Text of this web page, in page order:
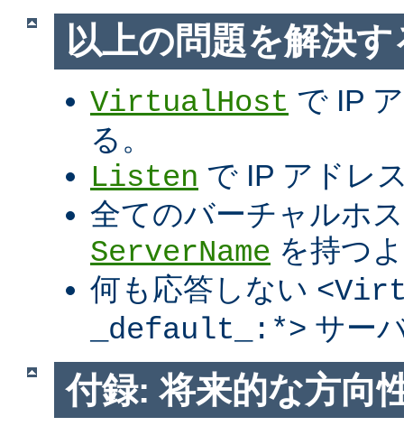
以上の問題を解決す
VirtualHost で IP
る。
Listen で IP アドレ
全てのバーチャルホ
ServerName を持つ
何も応答しない
_default_:*> サー
付録: 将来的な方向